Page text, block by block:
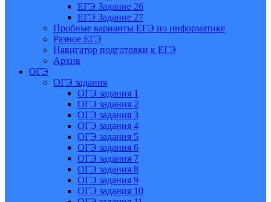
ЕГЭ Задание 26
ЕГЭ Задание 27
Пробные варианты ЕГЭ по информатике
Разное ЕГЭ
Навигатор подготовки к ЕГЭ
Архив
ОГЭ
ОГЭ задания
ОГЭ задания 1
ОГЭ задания 2
ОГЭ задания 3
ОГЭ задания 4
ОГЭ задания 5
ОГЭ задания 6
ОГЭ задания 7
ОГЭ задания 8
ОГЭ задания 9
ОГЭ задания 10